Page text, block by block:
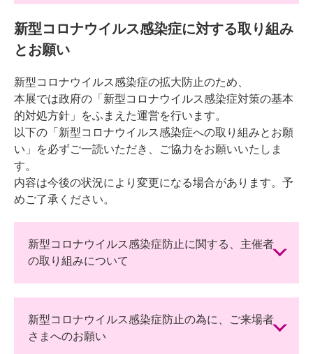
新型コロナウイルス感染症に対する取り組み
とお願い
新型コロナウイルス感染症の拡大防止のため、
本展では政府の「新型コロナウイルス感染症対策の基本
的対処方針」をふまえた運営を行います。
以下の「新型コロナウイルス感染症への取り組みとお願
い」を必ずご一読いただき、ご協力をお願いいたしま
す。
内容は今後の状況により変更になる場合があります。予
めご了承ください。
新型コロナウイルス感染症防止に関する、主催者
の取り組みについて
新型コロナウイルス感染症防止の為に、ご来場者
さまへのお願い